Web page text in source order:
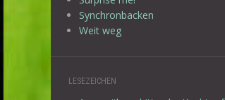
Synchronbacken
Weit weg
LESEZEICHEN